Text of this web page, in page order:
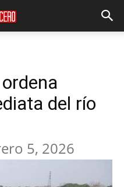
del río
5, 2026